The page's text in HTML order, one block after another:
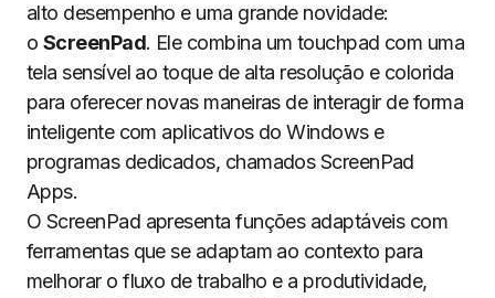
alto desempenho e uma grande novidade:
o ScreenPad. Ele combina um touchpad com uma
tela sensível ao toque de alta resolução e colorida
para oferecer novas maneiras de interagir de forma
inteligente com aplicativos do Windows e
programas dedicados, chamados ScreenPad
Apps.
O ScreenPad apresenta funções adaptáveis com
ferramentas que se adaptam ao contexto para
melhorar o fluxo de trabalho e a produtividade,